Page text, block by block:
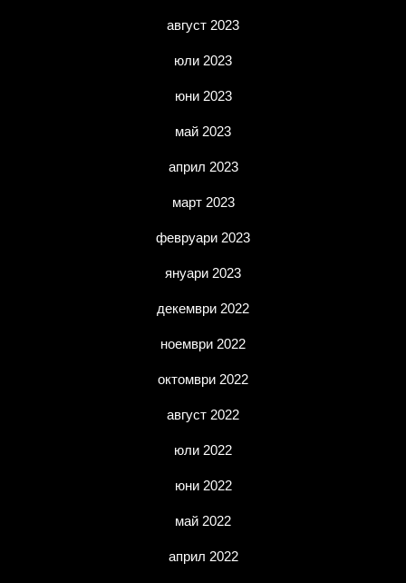
август 2023
юли 2023
юни 2023
май 2023
април 2023
март 2023
февруари 2023
януари 2023
декември 2022
ноември 2022
октомври 2022
август 2022
юли 2022
юни 2022
май 2022
април 2022